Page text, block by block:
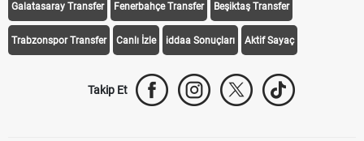
Galatasaray Transfer Fenerbahçe Transfer Beşiktaş Transfer
Trabzonspor Transfer Canlı İzle iddaa Sonuçları Aktif Sayaç
Takip Et